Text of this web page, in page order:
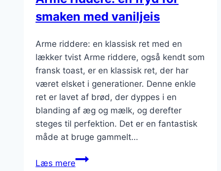
smaken med vaniljeis
Arme riddere: en klassisk ret med en
lækker tvist Arme riddere, også kendt som
fransk toast, er en klassisk ret, der har
været elsket i generationer. Denne enkle
ret er lavet af brød, der dyppes i en
blanding af æg og mælk, og derefter
steges til perfektion. Det er en fantastisk
måde at bruge gammelt…
Læs mereArme